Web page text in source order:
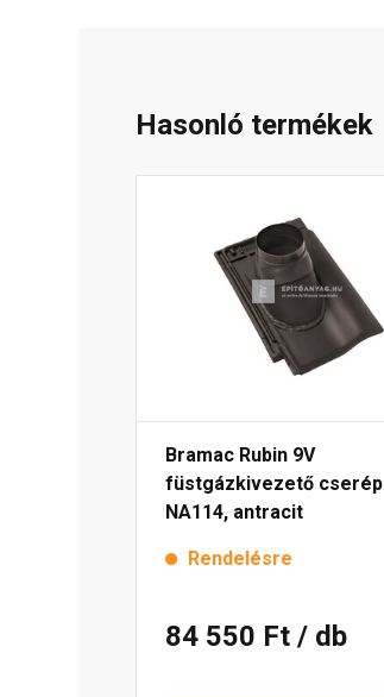
Hasonló termékek
Bramac Rubin 9V
füstgázkivezető cserép
NA114, antracit
Rendelésre
84 550 Ft / db